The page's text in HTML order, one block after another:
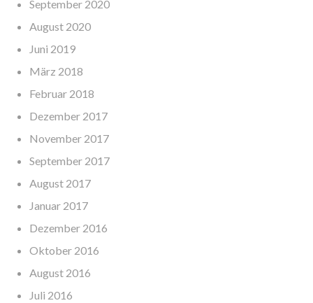
September 2020
August 2020
Juni 2019
März 2018
Februar 2018
Dezember 2017
November 2017
September 2017
August 2017
Januar 2017
Dezember 2016
Oktober 2016
August 2016
Juli 2016